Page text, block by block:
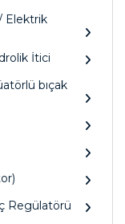
Elektrik
İtici
bıçak
Regülatörü